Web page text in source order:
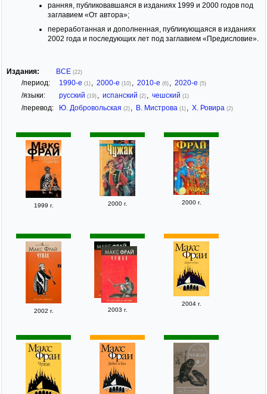
ранняя, публиковавшаяся в изданиях 1999 и 2000 годов под
заглавием «От автора»;
переработанная и дополненная, публикующаяся в изданиях
2002 года и последующих лет под заглавием «Предисловие».
Издания: ВСЕ (22)
/период: 1990-е (1) 2000-е (10) 2010-е (6) 2020-е (5)
/языки: русский (19) испанский (2) чешский (1)
/перевод: Ю. Добровольская (2) В. Мистрова (1) Х. Ровира (2)
1999 г. 2000 г. 2000 г.
2002 г. 2003 г.
2004 г.